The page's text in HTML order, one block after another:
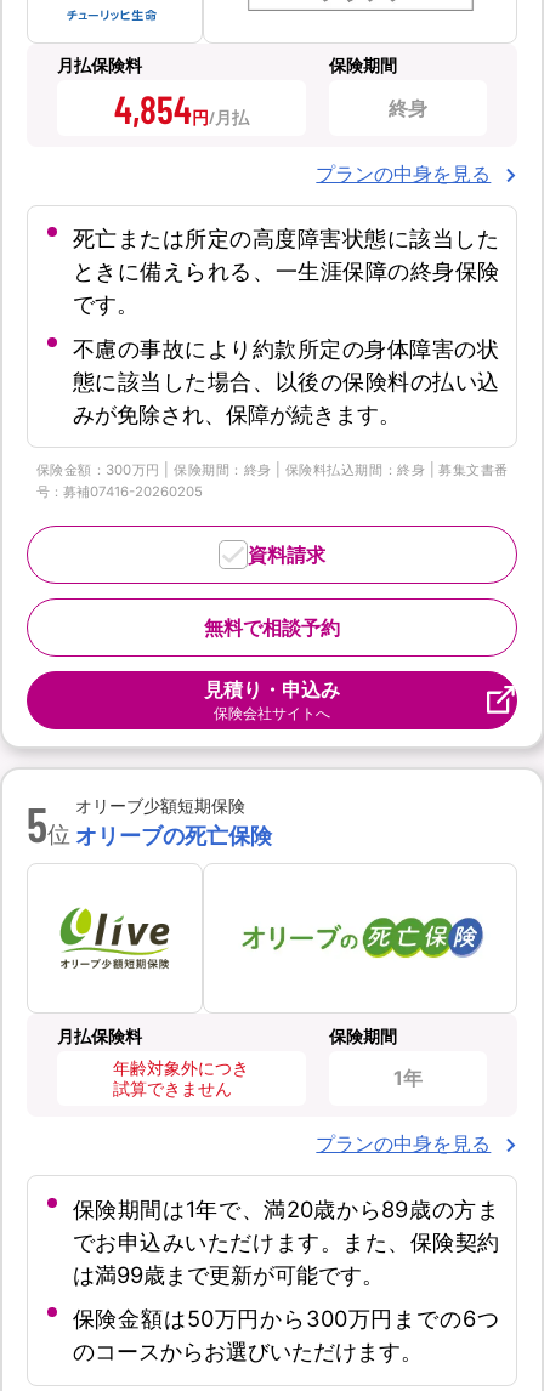
月払保険料
4,854円
保険期間
終身
プランの中身を見る
死亡または所定の高度障害状態に該当した
ときに備えられる、一生涯保障の終身保険
です。
不慮の事故により約款所定の身体障害の状
態に該当した場合、以後の保険料の払い込
みが免除され、保障が続きます。
保険金額：300万円 | 保険期間：終身 | 保険料払込期間：終身 | 募集文書番
号：募補07416-20260205
無料で相談予約
資料請求
見積り・申込み
保険会社サイトへ
5位
オリーブ少額短期保険
オリーブの死亡保険
月払保険料
年齢対象外につき
試算できません
保険期間
1年
プランの中身を見る
保険期間は1年で、満20歳から89歳の方ま
でお申込みいただけます。また、保険契約
は満99歳まで更新が可能です。
保険金額は50万円から300万円までの6つ
のコースからお選びいただけます。